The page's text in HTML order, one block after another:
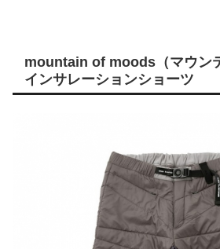
mountain of moods（マウン
インサレーションショーツ